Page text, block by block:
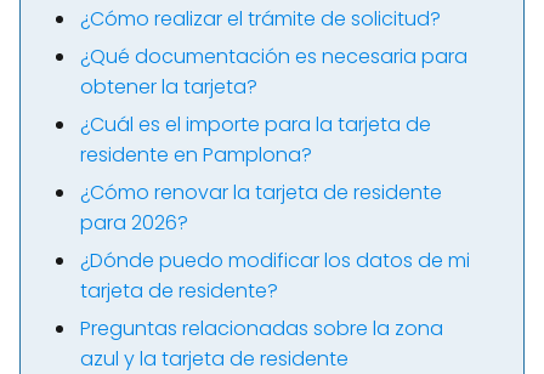
¿Cómo realizar el trámite de solicitud?
¿Qué documentación es necesaria para
obtener la tarjeta?
¿Cuál es el importe para la tarjeta de
residente en Pamplona?
¿Cómo renovar la tarjeta de residente
para 2026?
¿Dónde puedo modificar los datos de mi
tarjeta de residente?
Preguntas relacionadas sobre la zona
azul y la tarjeta de residente